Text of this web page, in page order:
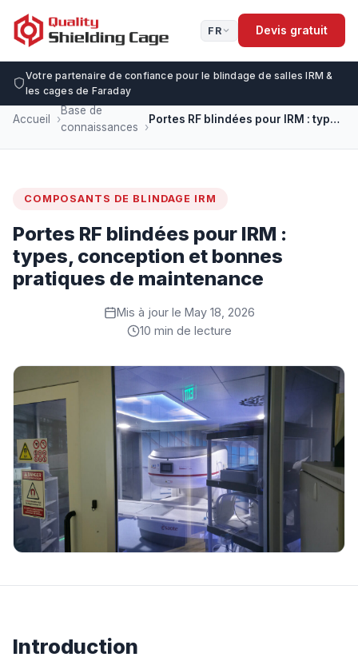
FR Devis gratuit
Votre partenaire de confiance pour le blindage de salles IRM &
les cages de Faraday
Accueil
Base de
connaissances
Portes RF blindées pour IRM : types, conception et bonnes pratiques de maintenance
COMPOSANTS DE BLINDAGE IRM
Portes RF blindées pour IRM :
types, conception et bonnes
pratiques de maintenance
Mis à jour le May 18, 2026
10 min de lecture
Introduction